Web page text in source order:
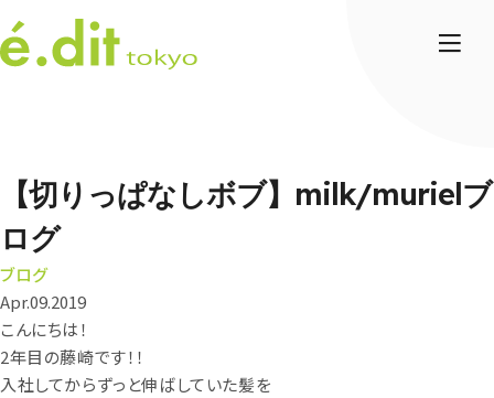
【切りっぱなしボブ】milk/murielブ
ログ
ブログ
Apr.09.2019
こんにちは！
2年目の藤崎です！！
入社してからずっと伸ばしていた髪を